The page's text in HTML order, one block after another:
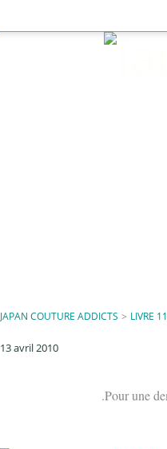
JAPAN COUTURE ADDICTS > LIVRE
13 avril 2010
.Pour une